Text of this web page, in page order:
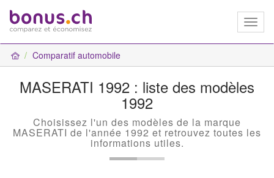
Comparatif automobile
MASERATI 1992 : liste des modèles
1992
Choisissez l'un des modèles de la marque
MASERATI de l'année 1992 et retrouvez toutes les
informations utiles.